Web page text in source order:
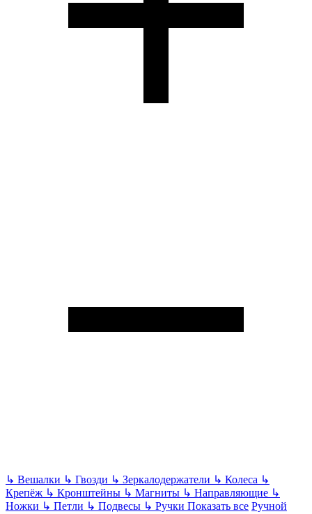
↳ Вешалки ↳ Гвозди ↳ Зеркалодержатели ↳ Колеса ↳
Крепёж ↳ Кронштейны ↳ Магниты ↳ Направляющие ↳
Ножки ↳ Петли ↳ Подвесы ↳ Ручки Показать все Ручной